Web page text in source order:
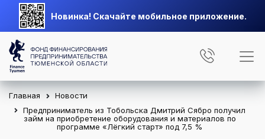
Новинка! Скачайте мобильное приложение.
Главная
Новости
Предприниматель из Тобольска Дмитрий Сябро получил
займ на приобретение оборудования и материалов по
программе «Лёгкий старт» под 7,5 %